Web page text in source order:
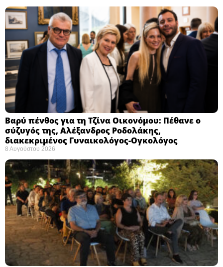
Βαρύ πένθος για τη Τζίνα Οικονόμου: Πέθανε ο
σύζυγός της, Αλέξανδρος Ροδολάκης,
διακεκριμένος Γυναικολόγος-Ογκολόγος
8 Αυγούστου 2026